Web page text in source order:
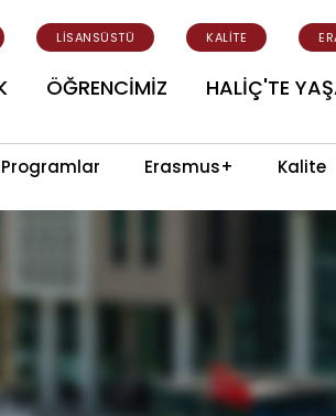
LİSANSÜSTÜ KALİTE
ÖĞRENCİMİZ HALİÇ'TE
Programlar Erasmus+ Kalite